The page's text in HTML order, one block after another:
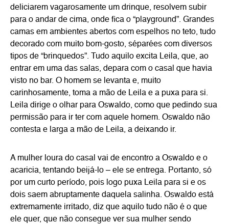
deliciarem vagarosamente um drinque, resolvem subir
para o andar de cima, onde fica o “playground”. Grandes
camas em ambientes abertos com espelhos no teto, tudo
decorado com muito bom-gosto, séparées com diversos
tipos de “brinquedos”. Tudo aquilo excita Leila, que, ao
entrar em uma das salas, depara com o casal que havia
visto no bar. O homem se levanta e, muito
carinhosamente, toma a mão de Leila e a puxa para si.
Leila dirige o olhar para Oswaldo, como que pedindo sua
permissão para ir ter com aquele homem. Oswaldo não
contesta e larga a mão de Leila, a deixando ir.
A mulher loura do casal vai de encontro a Oswaldo e o
acaricia, tentando beijá-lo – ele se entrega. Portanto, só
por um curto período, pois logo puxa Leila para si e os
dois saem abruptamente daquela salinha. Oswaldo está
extremamente irritado, diz que aquilo tudo não é o que
ele quer, que não consegue ver sua mulher sendo